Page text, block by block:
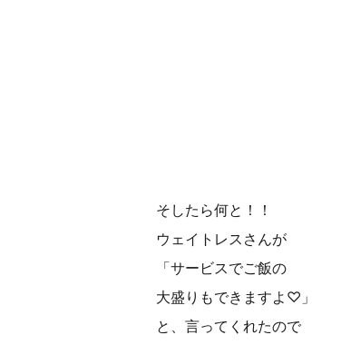
そしたら何と！！
ウェイトレスさんが
「サービスでご飯の
大盛りもできますよ♡」
と、言ってくれたので